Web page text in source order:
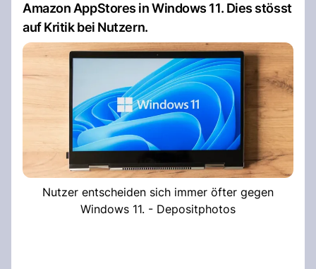
Amazon AppStores in Windows 11. Dies stösst
auf Kritik bei Nutzern.
Nutzer entscheiden sich immer öfter gegen
Windows 11. - Depositphotos